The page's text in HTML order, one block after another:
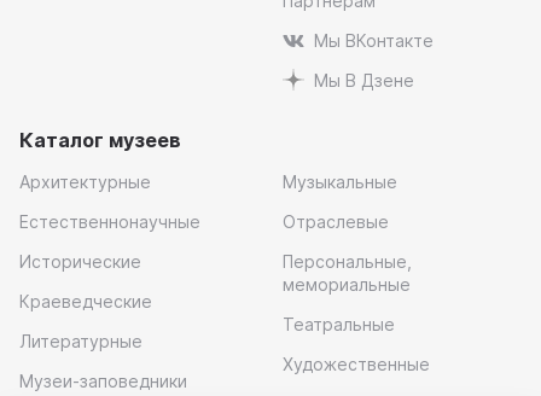
Мы ВКонтакте
Мы В Дзене
Каталог музеев
Архитектурные
Естественнонаучные
Исторические
Краеведческие
Литературные
Музеи-заповедники
Музыкальные
Отраслевые
Персональные,
мемориальные
Театральные
Художественные